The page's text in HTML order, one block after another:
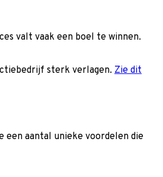
valt vaak een boel te winnen.
sterk verlagen. Zie dit
een aantal unieke voordelen die